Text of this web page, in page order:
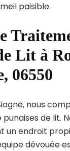
paisible.
Lit à
06550
nous
punaises de lit.
un endroit
dévouée